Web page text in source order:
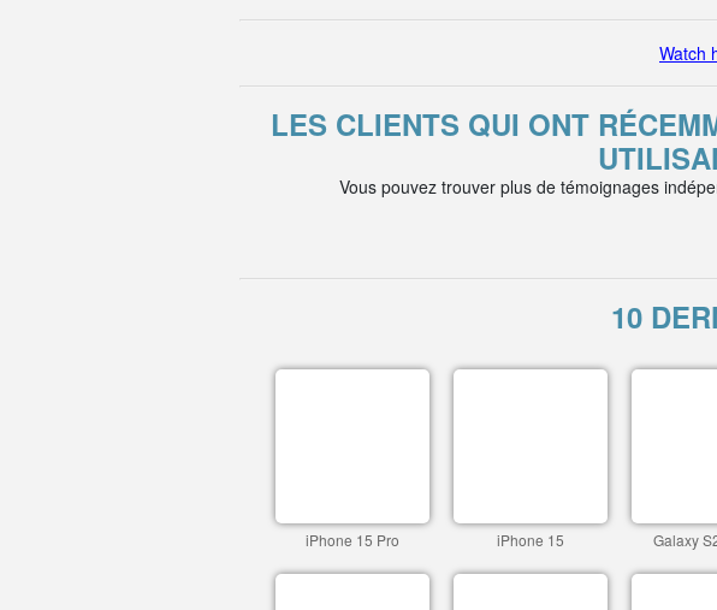
Watch
LES CLIENTS QUI ONT
Vous pouvez trouver plus de témoignages
10
iPhone 15 Pro iPhone 15 Galaxy